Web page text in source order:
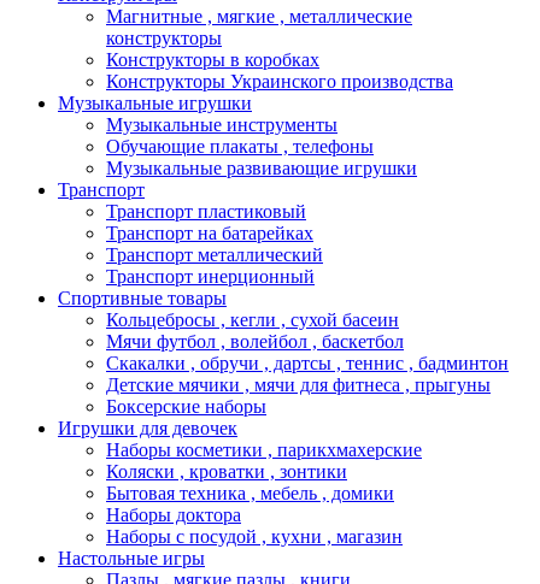
Магнитные , мягкие , металлические
конструкторы
Конструкторы в коробках
Конструкторы Украинского производства
Музыкальные игрушки
Музыкальные инструменты
Обучающие плакаты , телефоны
Музыкальные развивающие игрушки
Транспорт
Транспорт пластиковый
Транспорт на батарейках
Транспорт металлический
Транспорт инерционный
Спортивные товары
Кольцебросы , кегли , сухой басеин
Мячи футбол , волейбол , баскетбол
Скакалки , обручи , дартсы , теннис , бадминтон
Детские мячики , мячи для фитнеса , прыгуны
Боксерские наборы
Игрушки для девочек
Наборы косметики , парикхмахерские
Коляски , кроватки , зонтики
Бытовая техника , мебель , домики
Наборы доктора
Наборы с посудой , кухни , магазин
Настольные игры
Пазлы , мягкие пазлы , книги